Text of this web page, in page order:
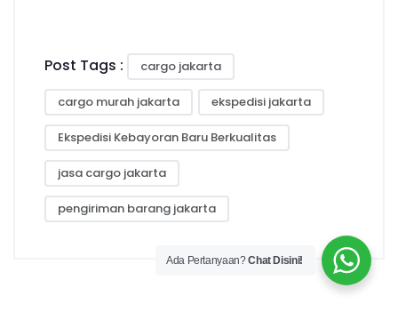
Post Tags : cargo jakarta
cargo murah jakarta ekspedisi jakarta
Ekspedisi Kebayoran Baru Berkualitas
jasa cargo jakarta
pengiriman barang jakarta
Ada Pertanyaan?Chat Disini!